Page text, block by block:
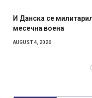
И Данска се
месечна воена
AUGUST 4, 2026